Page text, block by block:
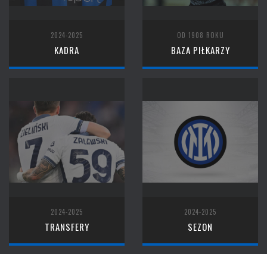
2024-2025
KADRA
OD 1908 ROKU
BAZA PIŁKARZY
2024-2025
TRANSFERY
2024-2025
SEZON